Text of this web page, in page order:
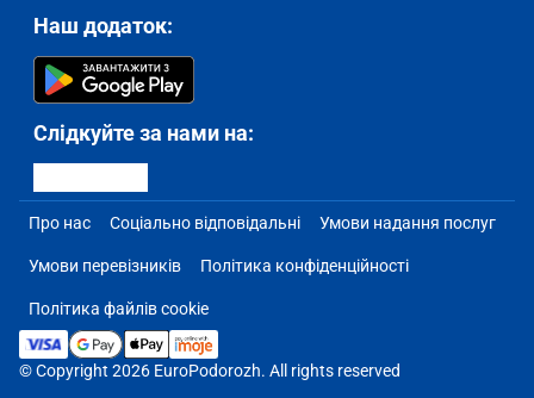
Наш додаток:
Слідкуйте за нами на:
Про нас Соціально відповідальні Умови надання послуг
Умови перевізників Політика конфіденційності
Політика файлів cookie
© Copyright 2026 EuroPodorozh. All rights reserved